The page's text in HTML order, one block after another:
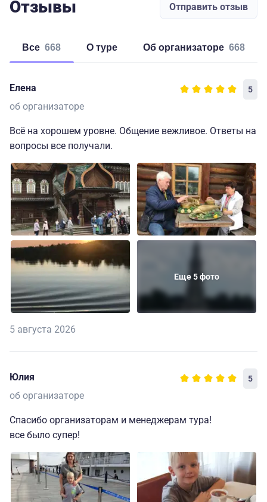
Отзывы Отправить отзыв
Все 668 о туре об организаторе 668
Елена 5
об организаторе
Всё на хорошем уровне. Общение вежливое. Ответы на
вопросы все получали.
Еще 5 фото
5 августа 2026
Юлия 5
об организаторе
Спасибо организаторам и менеджерам тура!
все было супер!